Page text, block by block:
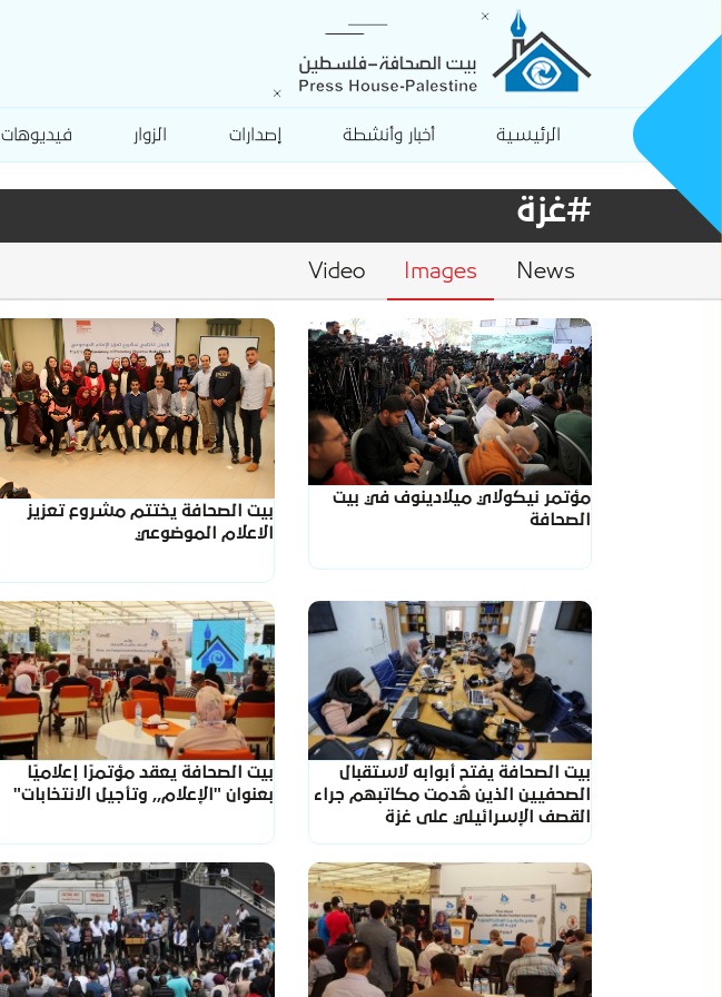
الرئيسية أخبار وأنشطة إصدارات الزوار فيديوهات
#غزة
News
Images
Video
مؤتمر نيكولاي ميلادينوف في بيت
الصحافة
بيت الصحافة يختتم مشروع تعزيز
الاعلام الموضوعي
بيت الصحافة يفتح أبوابه لاستقبال
الصحفيين الذين هُدمت مكاتبهم جراء
القصف الإسرائيلي على غزة
بيت الصحافة يعقد مؤتمرًا إعلاميًا
بعنوان "الإعلام,, وتأجيل الانتخابات"